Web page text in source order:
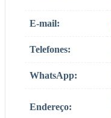
E-mail:
Telefones:
WhatsApp:
Endereço: